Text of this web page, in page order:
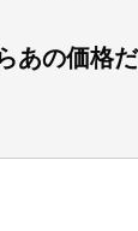
あの価格